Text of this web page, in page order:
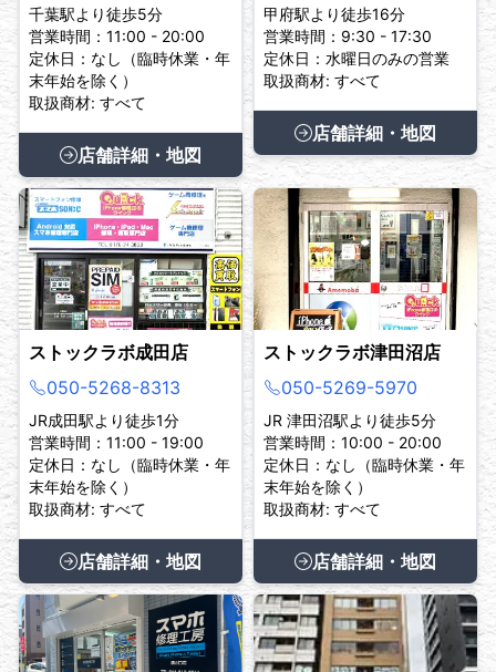
千葉駅より徒歩5分
営業時間：11:00 - 20:00
定休日：なし（臨時休業・年
末年始を除く）
取扱商材: すべて
店舗詳細・地図
甲府駅より徒歩16分
営業時間：9:30 - 17:30
定休日：水曜日のみの営業
取扱商材: すべて
店舗詳細・地図
ストックラボ成田店
050-5268-8313
JR成田駅より徒歩1分
営業時間：11:00 - 19:00
定休日：なし（臨時休業・年
末年始を除く）
取扱商材: すべて
店舗詳細・地図
ストックラボ津田沼店
050-5269-5970
JR 津田沼駅より徒歩5分
営業時間：10:00 - 20:00
定休日：なし（臨時休業・年
末年始を除く）
取扱商材: すべて
店舗詳細・地図